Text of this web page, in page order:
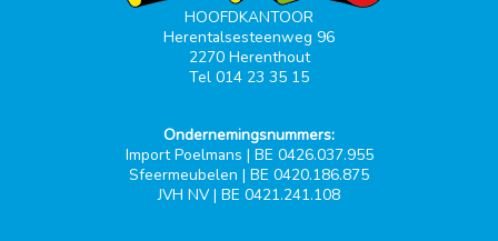
HOOFDKANTOOR
Herentalsesteenweg 96
2270 Herenthout
Tel 014 23 35 15
Ondernemingsnummers:
Import Poelmans | BE 0426.037.955
Sfeermeubelen | BE 0420.186.875
JVH NV | BE 0421.241.108